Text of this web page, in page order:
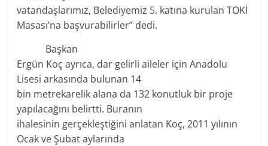
vatandaşlarımız, Belediyemiz 5. katına kurulan TOKİ
Masası’na başvurabilirler” dedi.
Başkan
Ergün Koç ayrıca, dar gelirli aileler için Anadolu
Lisesi arkasında bulunan 14
bin metrekarelik alana da 132 konutluk bir proje
yapılacağını belirtti. Buranın
ihalesinin gerçekleştiğini anlatan Koç, 2011 yılının
Ocak ve Şubat aylarında